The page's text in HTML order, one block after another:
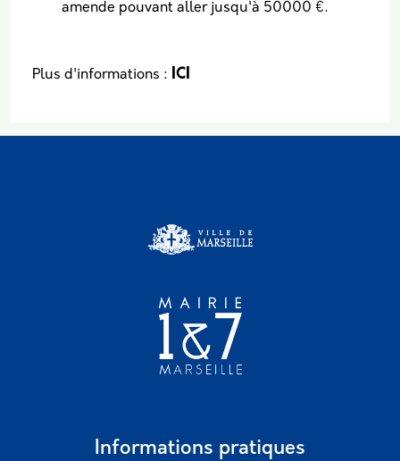
amende pouvant aller jusqu'à 50000 €.
Plus d'informations : ICI
Informations pratiques